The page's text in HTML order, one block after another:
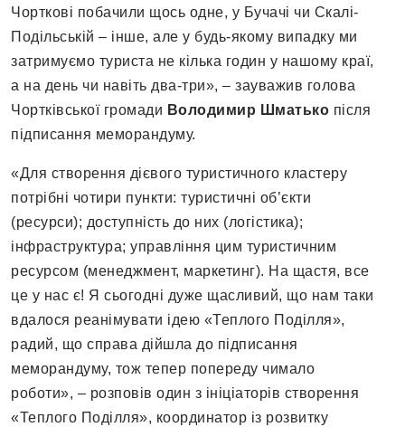
Чорткові побачили щось одне, у Бучачі чи Скалі-
Подільській – інше, але у будь-якому випадку ми
затримуємо туриста не кілька годин у нашому краї,
а на день чи навіть два-три», – зауважив голова
Чортківської громади Володимир Шматько після
підписання меморандуму.
«Для створення дієвого туристичного кластеру
потрібні чотири пункти: туристичні об’єкти
(ресурси); доступність до них (логістика);
інфраструктура; управління цим туристичним
ресурсом (менеджмент, маркетинг). На щастя, все
це у нас є! Я сьогодні дуже щасливий, що нам таки
вдалося реанімувати ідею «Теплого Поділля»,
радий, що справа дійшла до підписання
меморандуму, тож тепер попереду чимало
роботи», – розповів один з ініціаторів створення
«Теплого Поділля», координатор із розвитку